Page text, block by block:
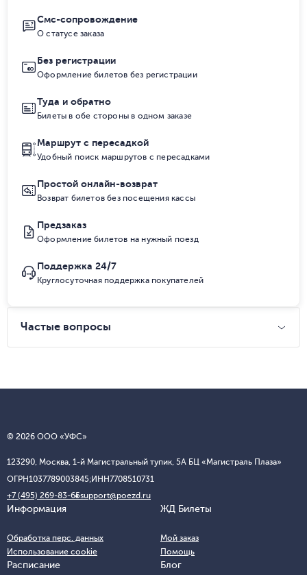
Смс-сопровождение
О статусе заказа
Без регистрации
Оформление билетов без регистрации
Туда и обратно
Билеты в обе стороны в одном заказе
Маршрут с пересадкой
Удобный поиск маршрутов с пересадками
Простой онлайн-возврат
Возврат билетов без посещения кассы
Предзаказ
Оформление билетов на нужный поезд
Поддержка 24/7
Круглосуточная поддержка покупателей
Частые вопросы
© 2026 ООО «УФС»
123290, Москва, 1-й Магистральный тупик, 5А БЦ «Магистраль Плаза»
ОГРН1037789003845;ИНН7708510731
+7 (495) 269-83-65support@poezd.ru
Информация
Обработка перс. данных
Использование cookie
ЖД Билеты
Мой заказ
Помощь
Расписание Блог